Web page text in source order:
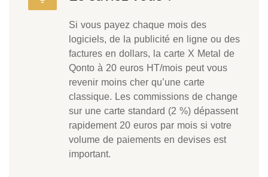
Si vous payez chaque mois des
logiciels, de la publicité en ligne ou des
factures en dollars, la carte X Metal de
Qonto à 20 euros HT/mois peut vous
revenir moins cher qu’une carte
classique. Les commissions de change
sur une carte standard (2 %) dépassent
rapidement 20 euros par mois si votre
volume de paiements en devises est
important.